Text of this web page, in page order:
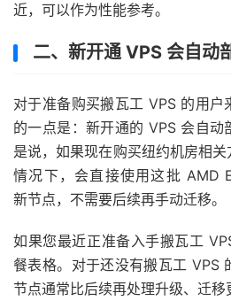
近，可以作为性能参考。
二、新开通 VPS 会自动
对于准备购买搬瓦工 VPS 的用
的一点是：新开通的 VPS 会自
是说，如果现在购买纽约机房相
情况下，会直接使用这批 AMD
新节点，不需要后续再手动迁移。
如果您最近正准备入手搬瓦工
餐表格。对于还没有搬瓦工 VPS
节点通常比后续再处理升级、迁移